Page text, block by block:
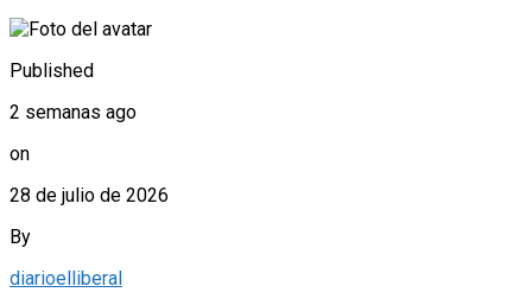
Published
2 semanas ago
on
28 de julio de 2026
By
diarioelliberal